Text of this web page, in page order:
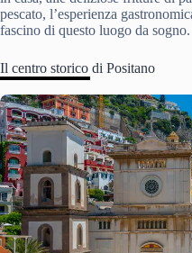
pescato, l’esperienza
fascino di questo luogo da sogno.
Il centro storico di Positano